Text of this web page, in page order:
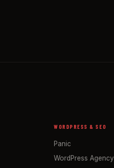
WORDPRESS & SEO
Panic
WordPress Agency